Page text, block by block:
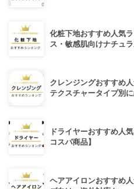
化粧下地おすすめ人気
ス・敏感肌向けナチュ
クレンジングおすすめ
テクスチャータイプ別に
ドライヤーおすすめ人
コスパ商品】
ヘアアイロンおすすめ